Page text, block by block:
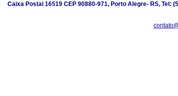
Caixa Postal 16519 CEP 90880-971, Porto Alegre- RS, Tel: